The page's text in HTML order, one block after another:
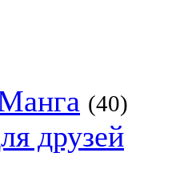
(40)
друзей